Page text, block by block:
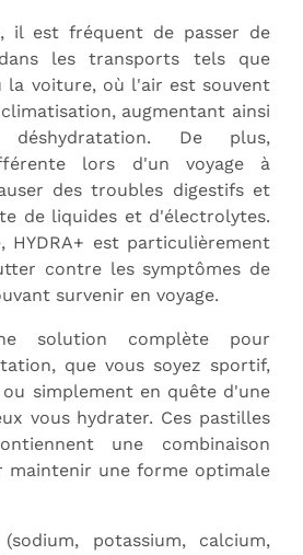
il est fréquent de passer de
les transports tels que
la voiture, où l'air est souvent
augmentant ainsi
De plus,
lors d'un voyage à
des troubles digestifs et
de liquides et d'électrolytes.
HYDRA+ est particulièrement
contre les symptômes de
survenir en voyage.
solution complète pour
que vous soyez sportif,
simplement en quête d'une
vous hydrater. Ces pastilles
une combinaison
maintenir une forme optimale
potassium, calcium,